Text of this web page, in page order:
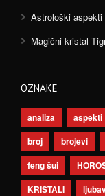
Astrološki
Magični kristal
OZNAKE
analiza aspekti
broj
brojevi
feng šui
KRISTALI